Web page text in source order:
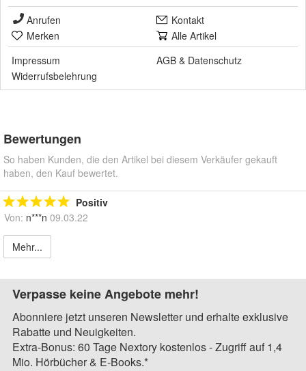
Anrufen
Kontakt
Merken
Alle Artikel
Impressum
AGB & Datenschutz
Widerrufsbelehrung
Bewertungen
So haben Kunden, die den Artikel bei diesem Verkäufer gekauft
haben, den Kauf bewertet.
Positiv
Von: n***n 09.03.22
Mehr...
Verpasse keine Angebote mehr!
Abonniere jetzt unseren Newsletter und erhalte exklusive
Rabatte und Neuigkeiten.
Extra-Bonus: 60 Tage Nextory kostenlos - Zugriff auf 1,4
Mio. Hörbücher & E-Books.*